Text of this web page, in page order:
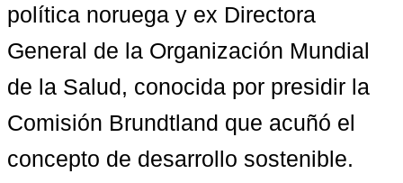
política noruega y ex Directora
General de la Organización Mundial
de la Salud, conocida por presidir la
Comisión Brundtland que acuñó el
concepto de desarrollo sostenible.